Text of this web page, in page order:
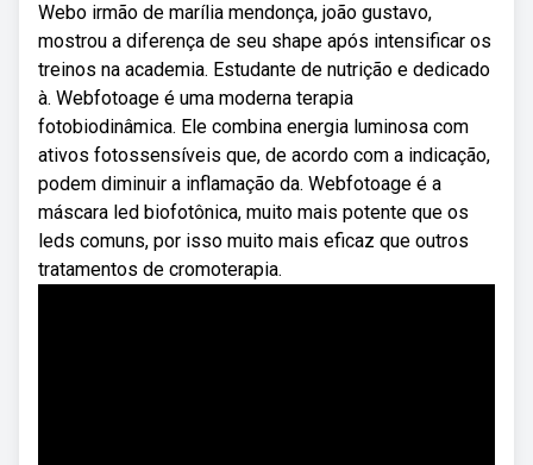
Webo irmão de marília mendonça, joão gustavo,
mostrou a diferença de seu shape após intensificar os
treinos na academia. Estudante de nutrição e dedicado
à. Webfotoage é uma moderna terapia
fotobiodinâmica. Ele combina energia luminosa com
ativos fotossensíveis que, de acordo com a indicação,
podem diminuir a inflamação da. Webfotoage é a
máscara led biofotônica, muito mais potente que os
leds comuns, por isso muito mais eficaz que outros
tratamentos de cromoterapia.